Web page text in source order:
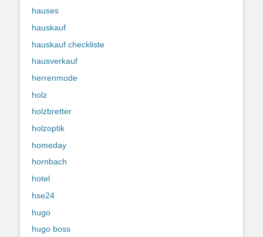
hauses
hauskauf
hauskauf checkliste
hausverkauf
herrenmode
holz
holzbretter
holzoptik
homeday
hornbach
hotel
hse24
hugo
hugo boss